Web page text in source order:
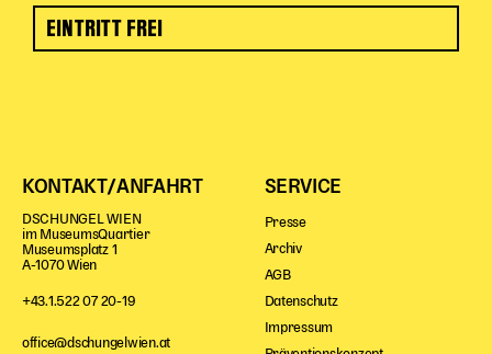
EINTRITT FREI
KONTAKT/ANFAHRT
DSCHUNGEL WIEN
im MuseumsQuartier
Museumsplatz 1
A-1070 Wien
+43.1.522 07 20-19
office@dschungelwien.at
SERVICE
Presse
Archiv
AGB
Datenschutz
Impressum